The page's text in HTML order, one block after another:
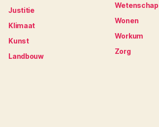
Justitie
Klimaat
Kunst
Landbouw
Wetenschap
Wonen
Workum
Zorg